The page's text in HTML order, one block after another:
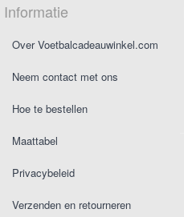
Informatie
Over Voetbalcadeauwinkel.com
Neem contact met ons
Hoe te bestellen
Maattabel
Privacybeleid
Verzenden en retourneren